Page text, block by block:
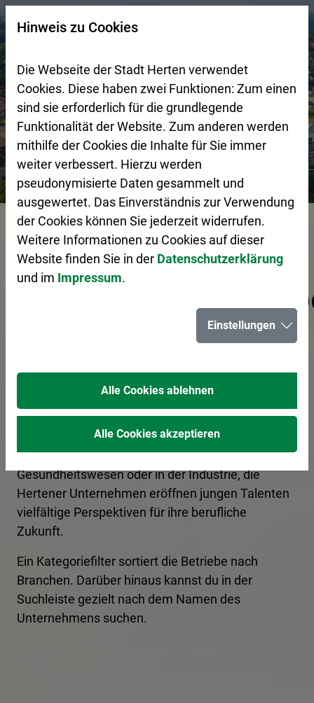
Zur Startseite (Schnelltaste 0)
Zum Seitenanfang springen (Schnelltaste A)
Zur Navigation/Menü springen (Schnelltaste M)
Zur Suche springen (Schnelltaste 8)
Zum Inhalt springen (Schnelltaste I)
Zum Fußbereich springen (Schnelltaste Z)
Stadtgestaltung Wirtschaftsförderung Tag der
Vorlesen
In Herten bieten zahlreiche Unternehmen
spannende Ausbildungsplätze und
Praktikumsmöglichkeiten für angehende
Fachkräfte an. Ob im Handwerk, im
Gesundheitswesen oder in der Industrie, die
Hertener Unternehmen eröffnen jungen Talenten
vielfältige Perspektiven für ihre berufliche
Zukunft.
Ein Kategoriefilter sortiert die Betriebe nach
Branchen. Darüber hinaus kannst du in der
Suchleiste gezielt nach dem Namen des
Unternehmens suchen.
Suchseite mit Schnellsuche
Hinweis zu Cookies
Die Webseite der Stadt Herten verwendet
Cookies. Diese haben zwei Funktionen: Zum einen
sind sie erforderlich für die grundlegende
Funktionalität der Website. Zum anderen werden
mithilfe der Cookies die Inhalte für Sie immer
weiter verbessert. Hierzu werden
pseudonymisierte Daten gesammelt und
ausgewertet. Das Einverständnis zur Verwendung
der Cookies können Sie jederzeit widerrufen.
Weitere Informationen zu Cookies auf dieser
Website finden Sie in der Datenschutzerklärung
und im Impressum.
Einstellungen
Alle Cookies ablehnen
Alle Cookies akzeptieren